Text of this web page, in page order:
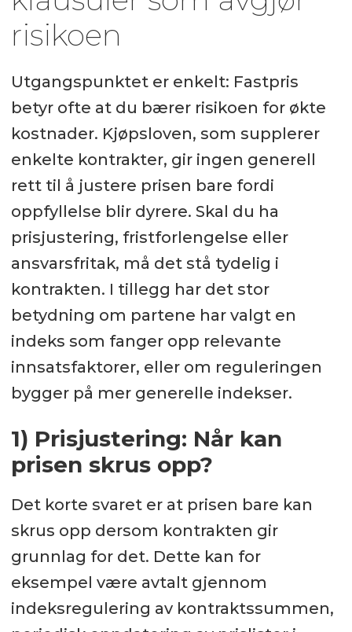
risikoen
Utgangspunktet er enkelt: Fastpris
betyr ofte at du bærer risikoen for økte
kostnader. Kjøpsloven, som supplerer
enkelte kontrakter, gir ingen generell
rett til å justere prisen bare fordi
oppfyllelse blir dyrere. Skal du ha
prisjustering, fristforlengelse eller
ansvarsfritak, må det stå tydelig i
kontrakten. I tillegg har det stor
betydning om partene har valgt en
indeks som fanger opp relevante
innsatsfaktorer, eller om reguleringen
bygger på mer generelle indekser.
1) Prisjustering: Når kan
prisen skrus opp?
Det korte svaret er at prisen bare kan
skrus opp dersom kontrakten gir
grunnlag for det. Dette kan for
eksempel være avtalt gjennom
indeksregulering av kontraktssummen,